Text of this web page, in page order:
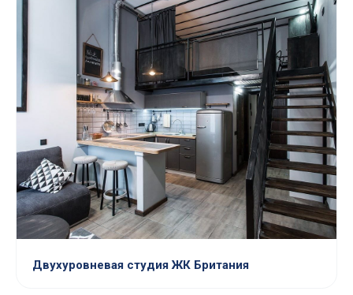
Двухуровневая студия ЖК Британия